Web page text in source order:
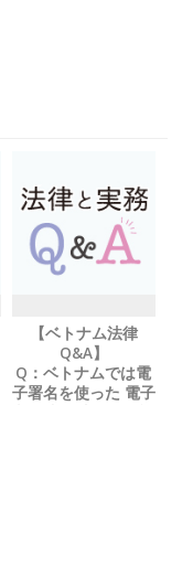
【ベトナム法律
Q&A】
Q：ベトナムでは電
子署名を使った 電子